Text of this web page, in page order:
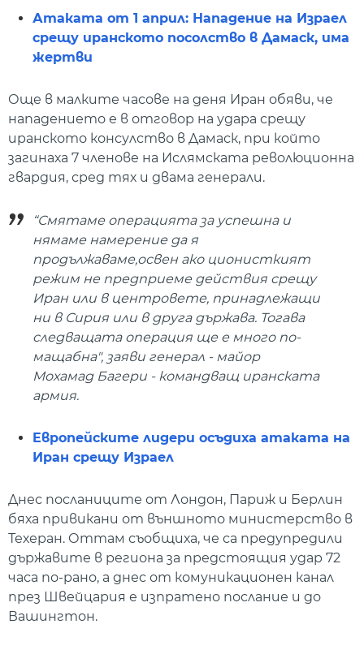
Атаката от 1 април: Нападение на Израел
срещу иранското посолство в Дамаск, има
жертви
Още в малките часове на деня Иран обяви, че
нападението е в отговор на удара срещу
иранското консулство в Дамаск, при който
загинаха 7 членове на Ислямската революционна
гвардия, сред тях и двама генерали.
“Смятаме операцията за успешна и
нямаме намерение да я
продължаваме,освен ако ционисткият
режим не предприеме действия срещу
Иран или в центровете, принадлежащи
ни в Сирия или в друга държава. Тогава
следващата операция ще е много по-
мащабна", заяви генерал - майор
Мохамад Багери - командващ иранската
армия.
Eвропейските лидери осъдиха атаката на
Иран срещу Израел
Днес посланиците от Лондон, Париж и Берлин
бяха привикани от външното министерство в
Техеран. Оттам съобщиха, че са предупредили
държавите в региона за предстоящия удар 72
часа по-рано, а днес от комуникационен канал
през Швейцария е изпратено послание и до
Вашингтон.